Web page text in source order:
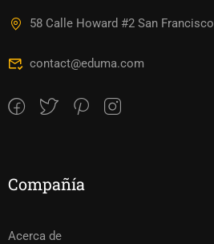
58 Calle Howard #2 San Francisco
contact@eduma.com
Compañía
Acerca de